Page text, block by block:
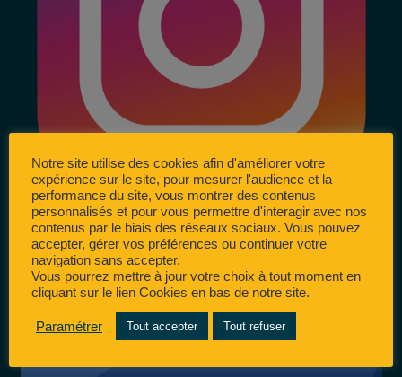
Notre site utilise des cookies afin d'améliorer votre
expérience sur le site, pour mesurer l'audience et la
performance du site, vous montrer des contenus
personnalisés et pour vous permettre d'interagir avec nos
contenus par le biais des réseaux sociaux. Vous pouvez
accepter, gérer vos préférences ou continuer votre
navigation sans accepter.
Vous pourrez mettre à jour votre choix à tout moment en
cliquant sur le lien Cookies en bas de notre site.
Paramétrer Tout accepter Tout refuser